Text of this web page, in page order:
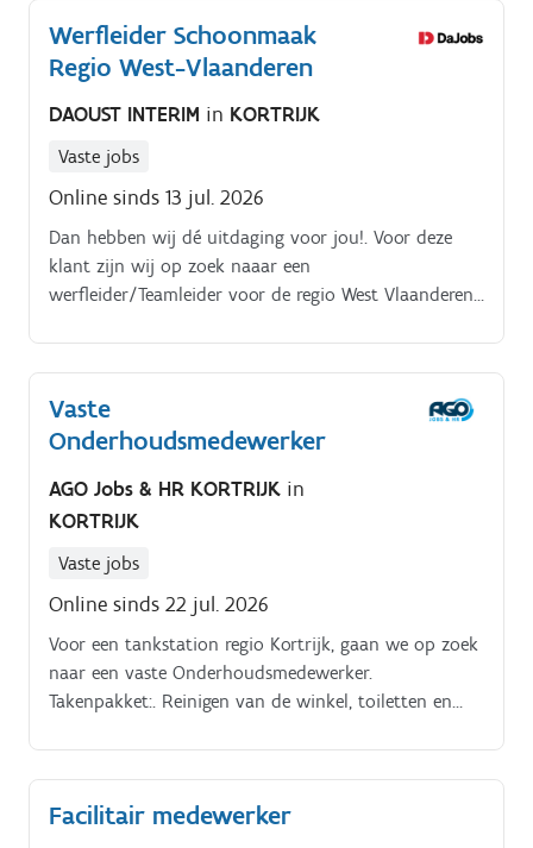
Werfleider Schoonmaak
Regio West-Vlaanderen
DAOUST INTERIM in KORTRIJK
Vaste jobs
Online sinds 13 jul. 2026
Dan hebben wij dé uitdaging voor jou!. Voor deze
klant zijn wij op zoek naaar een
werfleider/Teamleider voor de regio West Vlaanderen
Vaste
Onderhoudsmedewerker
AGO Jobs & HR KORTRIJK in
KORTRIJK
Vaste jobs
Online sinds 22 jul. 2026
Voor een tankstation regio Kortrijk, gaan we op zoek
naar een vaste Onderhoudsmedewerker.
Takenpakket:. Reinigen van de winkel, toiletten en
buitenterrein, inclusief parkeerplaatsen en
pompzones Legen van vuilnisbakken en afvoeren van
afval Verwijderen van zwerfvuil en bladeren rond het
Facilitair medewerker